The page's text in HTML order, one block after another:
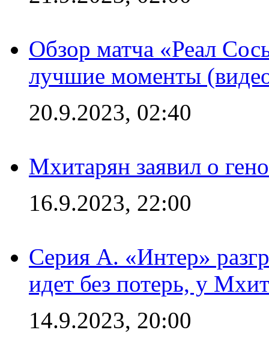
Обзор матча «Реал
лучшие моменты
20.9.2023, 02:40
Мхитарян заявил о
16.9.2023, 22:00
Серия А. «Интер»
идет без потерь, у
14.9.2023, 20:00